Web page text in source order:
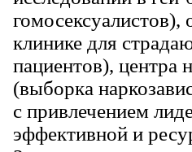
клинике для
пациентов), центра
(выборка
с привлечением
эффективной и